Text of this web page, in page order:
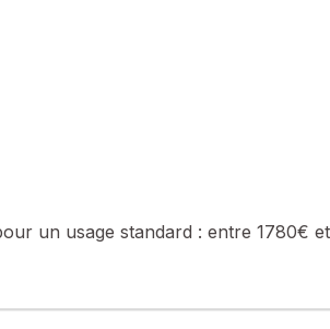
Maison-Blanche.
(proposition d'aménagement 3D non
de la construction et de l'habitation).
un usage standard : entre 1780€ et